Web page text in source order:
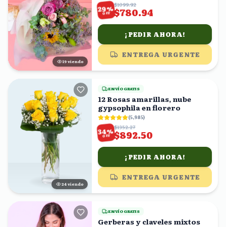
18 viendo
29%
OFF
$1099.92
$780.94
¡PEDIR AHORA!
ENTREGA URGENTE
24 viendo
ENVÍO GRATIS
12 Rosas amarillas, nube
gypsophila en florero
(5,985)
34%
OFF
$1352.27
$892.50
¡PEDIR AHORA!
ENTREGA URGENTE
ENVÍO GRATIS
Gerberas y claveles mixtos